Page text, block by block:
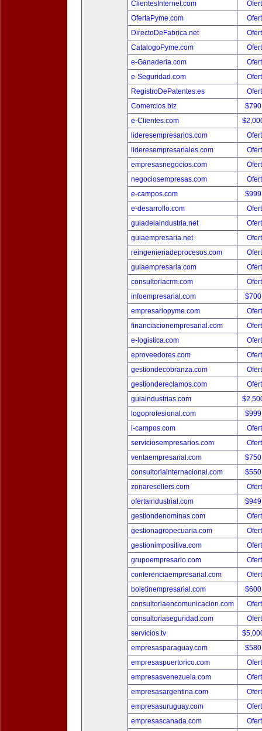
ClientesInternet.com
OfertaPyme.com
DirectoDeFabrica.net
CatalogoPyme.com
e-Ganaderia.com
e-Seguridad.com
RegistroDePatentes.es
Comercios.biz
e-Clientes.com
lideresempresarios.com
lideresempresariales.com
empresasnegocios.com
negociosempresas.com
e-campos.com
e-desarrollo.com
guiadelaindustria.net
guiaempresaria.net
reingenieriadeprocesos.com
guiaempresaria.com
consultoriacrm.com
infoempresarial.com
empresariopyme.com
financiacionempresarial.com
e-logistica.com
eproveedores.com
gestiondecobranza.com
gestiondereclamos.com
guiaindustrias.com
logoprofesional.com
i-campos.com
serviciosempresarios.com
ventaempresarial.com
consultoriainternacional.com
zonaresellers.com
ofertaindustrial.com
gestiondenominas.com
gestionagropecuaria.com
gestionimpositiva.com
grupoempresario.com
conferenciaempresarial.com
boletinempresarial.com
consultoriaencomunicacion.com
consultoriaseguridad.com
servicios.tv
empresasparaguay.com
empresaspuertorico.com
empresasvenezuela.com
empresasargentina.com
empresasuruguay.com
empresascanada.com